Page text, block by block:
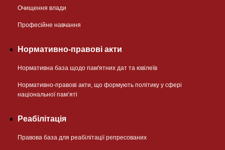
Очищення влади
Професійне навчання
Нормативно-правові акти
Нормативна база щодо пам'ятних дат та ювілеїв
Нормативно-правові акти, що формують політику у сфері
національної памʼяті
Реабілітація
Правова база для реабілітації репресованих